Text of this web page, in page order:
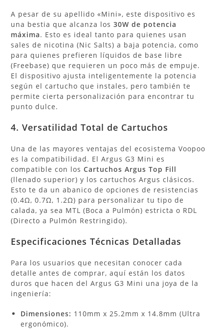
A pesar de su apellido «Mini», este dispositivo es
una bestia que alcanza los30W de potencia
máxima. Esto es ideal tanto para quienes usan
sales de nicotina (Nic Salts) a baja potencia, como
para quienes prefieren líquidos de base libre
(Freebase) que requieren un poco más de empuje.
El dispositivo ajusta inteligentemente la potencia
según el cartucho que instales, pero también te
permite cierta personalización para encontrar tu
punto dulce.
4. Versatilidad Total de Cartuchos
Una de las mayores ventajas del ecosistema Voopoo
es la compatibilidad. El Argus G3 Mini es
compatible con losCartuchos Argus Top Fill
(llenado superior) y los cartuchos Argus clásicos.
Esto te da un abanico de opciones de resistencias
(0.4Ω, 0.7Ω, 1.2Ω) para personalizar tu tipo de
calada, ya sea MTL (Boca a Pulmón) estricta o RDL
(Directo a Pulmón Restringido).
Especificaciones Técnicas Detalladas
Para los usuarios que necesitan conocer cada
detalle antes de comprar, aquí están los datos
duros que hacen del Argus G3 Mini una joya de la
ingeniería:
Dimensiones: 110mm x 25.2mm x 14.8mm (Ultra
ergonómico).